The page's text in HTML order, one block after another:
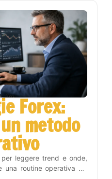
Forex:
metodo
leggere trend e onde,
routine operativa sui